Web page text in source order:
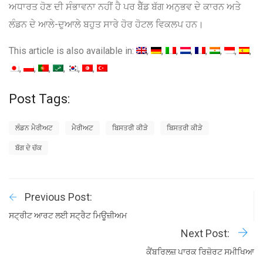
ਅਧਾਰਤ ਹੋਣ ਦੀ ਸੰਭਾਵਨਾ ਨਹੀਂ ਹੈ ਪਰ ਬੈੱਡ ਬੱਗ ਅਨੁਭਵ ਦੇ ਕਾਰਨ ਅਤੇ
ਲੰਡਨ ਦੇ ਆਲੇ-ਦੁਆਲੇ ਬਹੁਤ ਸਾਰੇ ਹੋਰ ਹੋਟਲ ਵਿਕਲਪ ਹਨ।
This article is also available in:
Post Tags:
ਲੰਡਨ ਮੈਰੀਅਟ ਮੈਰੀਅਟ ਬਿਸਤਰੀ ਕੀੜੇ ਬਿਸਤਰੀ ਕੀੜੇ
ਬੱਗ ਦੇ ਚੱਕ
Previous Post:
ਸਟ੍ਰੀਟ ਆਰਟ ਲਈ ਸਟ੍ਰੈਟ ਮਿਊਜ਼ੀਅਮ
Next Post:
ਕੈਂਬਰਿਲਜ਼ ਪਾਰਕ ਰਿਜ਼ੋਰਟ ਸਮੀਖਿਆ